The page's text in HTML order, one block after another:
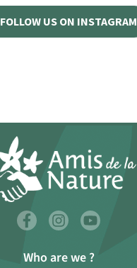
FOLLOW US ON INSTAGRAM
Who are we ?